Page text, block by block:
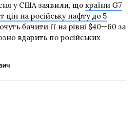
у США заявили, що країни G7
цін на російську нафту до 5
бачити її на рівні $40—60 за
вдарить по російських